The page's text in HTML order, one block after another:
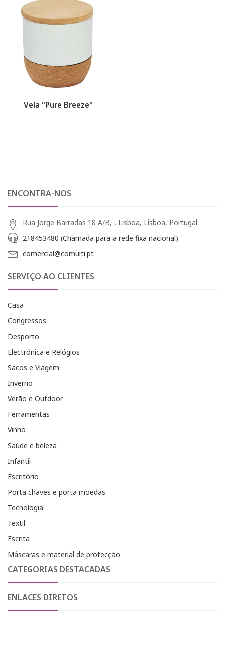
Vela "Pure Breeze"
ENCONTRA-NOS
Rua Jorge Barradas 18 A/B, , Lisboa, Lisboa, Portugal
218453480 (Chamada para a rede fixa nacional)
comercial@comulti.pt
SERVIÇO AO CLIENTES
Casa
Congressos
Desporto
Electrónica e Relógios
Sacos e Viagem
Inverno
Verão e Outdoor
Ferramentas
Vinho
Saúde e beleza
Infantil
Escritório
Porta chaves e porta moedas
Tecnologia
Textil
Escrita
Máscaras e material de protecção
CATEGORIAS DESTACADAS
ENLACES DIRETOS